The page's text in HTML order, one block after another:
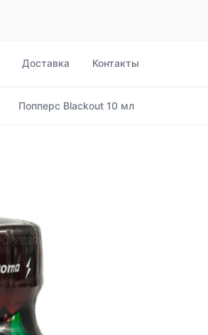
Доставка Контакты
Попперс Blackout 10 мл